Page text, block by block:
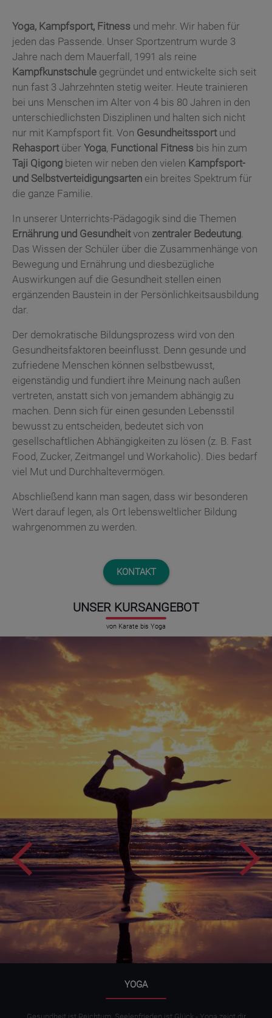
Yoga, Kampfsport, Fitness und mehr. Wir haben für
jeden das Passende. Unser Sportzentrum wurde 3
Jahre nach dem Mauerfall, 1991 als reine
Kampfkunstschule gegründet und entwickelte sich seit
nun fast 3 Jahrzehnten stetig weiter. Heute trainieren
bei uns Menschen im Alter von 4 bis 80 Jahren in den
unterschiedlichsten Disziplinen und halten sich nicht
nur mit Kampfsport fit. Von Gesundheitssport und
Rehasport über Yoga, Functional Fitness bis hin zum
Taji Qigong bieten wir neben den vielen Kampfsport-
und Selbstverteidigungsarten ein breites Spektrum für
die ganze Familie.
In unserer Unterrichts-Pädagogik sind die Themen
Ernährung und Gesundheitvon zentraler Bedeutung.
Das Wissen der Schüler über die Zusammenhänge von
Bewegung und Ernährung und diesbezügliche
Auswirkungen auf die Gesundheit stellen einen
ergänzenden Baustein in der Persönlichkeitsausbildung
dar.
Der demokratische Bildungsprozess wird von den
Gesundheitsfaktoren beeinflusst. Denn gesunde und
zufriedene Menschen können selbstbewusst,
eigenständig und fundiert ihre Meinung nach außen
vertreten, anstatt sich von jemandem abhängig zu
machen. Denn sich für einen gesunden Lebensstil
bewusst zu entscheiden, bedeutet sich von
gesellschaftlichen Abhängigkeiten zu lösen (z. B. Fast
Food, Zucker, Zeitmangel und Workaholic). Dies bedarf
viel Mut und Durchhaltevermögen.
Abschließend kann man sagen, dass wir besonderen
Wert darauf legen, als Ort lebensweltlicher Bildung
wahrgenommen zu werden.
KONTAKT
UNSER KURSANGEBOT
von Karate bis Yoga
YOGA